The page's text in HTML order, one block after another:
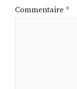
Commentaire *